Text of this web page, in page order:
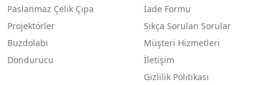
Paslanmaz Çelik Çıpa
Projektörler
Buzdolabı
Dondurucu
İade Formu
Sıkça Sorulan Sorular
Müşteri Hizmetleri
İletişim
Gizlilik Politikası